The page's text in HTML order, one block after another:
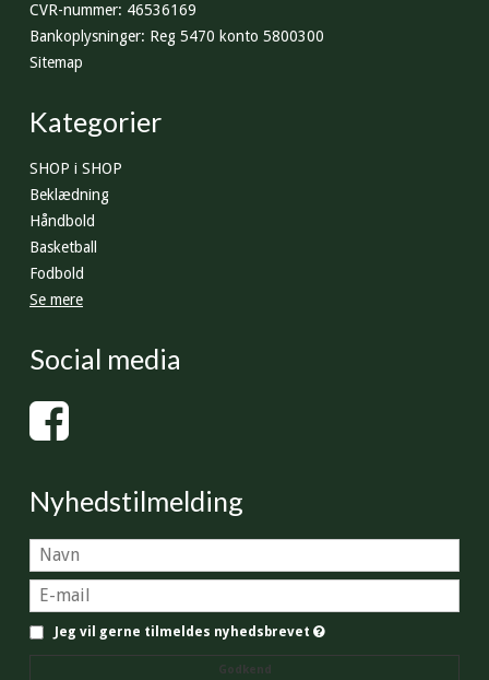
CVR-nummer: 46536169
Bankoplysninger: Reg 5470 konto 5800300
Sitemap
Kategorier
SHOP i SHOP
Beklædning
Håndbold
Basketball
Fodbold
Se mere
Social media
Nyhedstilmelding
Jeg vil gerne tilmeldes nyhedsbrevet
Godkend